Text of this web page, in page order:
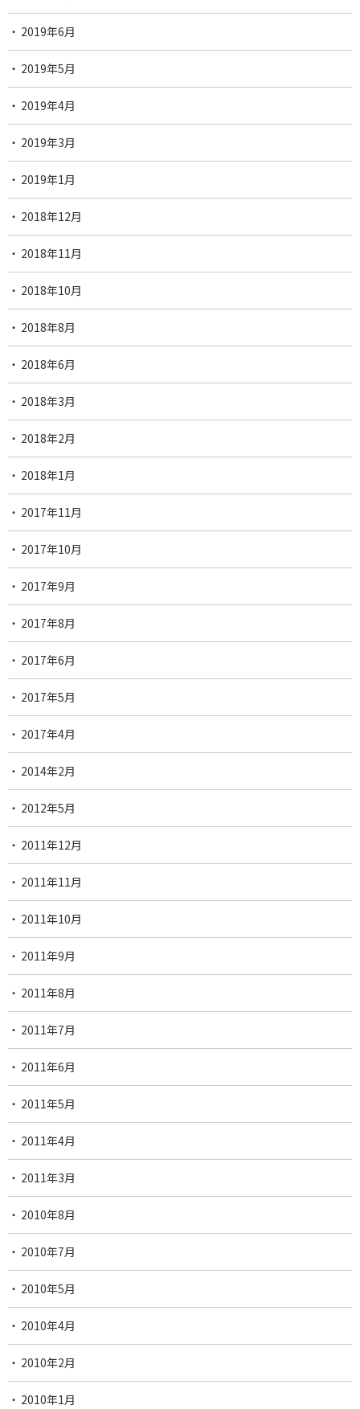
2019年6月
2019年5月
2019年4月
2019年3月
2019年1月
2018年12月
2018年11月
2018年10月
2018年8月
2018年6月
2018年3月
2018年2月
2018年1月
2017年11月
2017年10月
2017年9月
2017年8月
2017年6月
2017年5月
2017年4月
2014年2月
2012年5月
2011年12月
2011年11月
2011年10月
2011年9月
2011年8月
2011年7月
2011年6月
2011年5月
2011年4月
2011年3月
2010年8月
2010年7月
2010年5月
2010年4月
2010年2月
2010年1月